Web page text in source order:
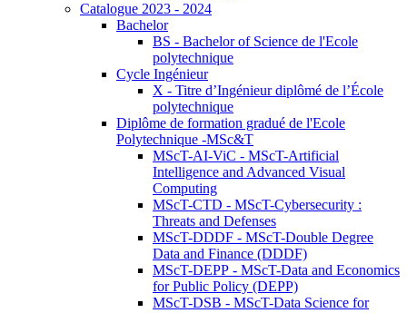
Catalogue 2023 - 2024
Bachelor
BS - Bachelor of Science de l'Ecole
polytechnique
Cycle Ingénieur
X - Titre d’Ingénieur diplômé de l’École
polytechnique
Diplôme de formation gradué de l'Ecole
Polytechnique -MSc&T
MScT-AI-ViC - MScT-Artificial
Intelligence and Advanced Visual
Computing
MScT-CTD - MScT-Cybersecurity :
Threats and Defenses
MScT-DDDF - MScT-Double Degree
Data and Finance (DDDF)
MScT-DEPP - MScT-Data and Economics
for Public Policy (DEPP)
MScT-DSB - MScT-Data Science for